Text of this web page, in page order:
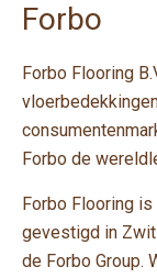
Forbo
Forbo Flooring
Forbo de
Forbo Flooring is
gevestigd in
de Forbo Group.